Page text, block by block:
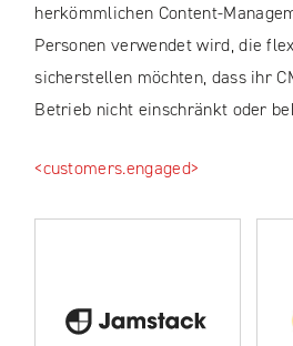
herkömmlichen Content-
Personen verwendet wird, die
sicherstellen möchten, dass ihr
Betrieb nicht einschränkt oder
<customers.engaged>